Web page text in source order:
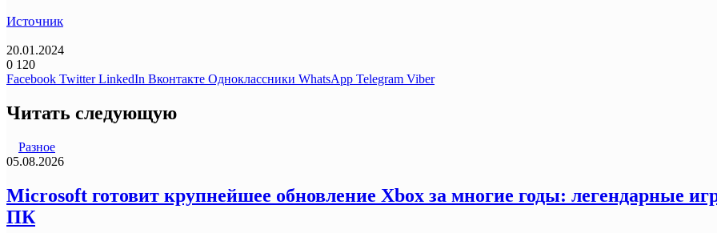
Источник
20.01.2024
0 120
Facebook Twitter LinkedIn Вконтакте Одноклассники WhatsApp Telegram Viber
Читать следующую
Разное
05.08.2026
Microsoft готовит крупнейшее обновление Xbox за многие годы: легендарные
ПК